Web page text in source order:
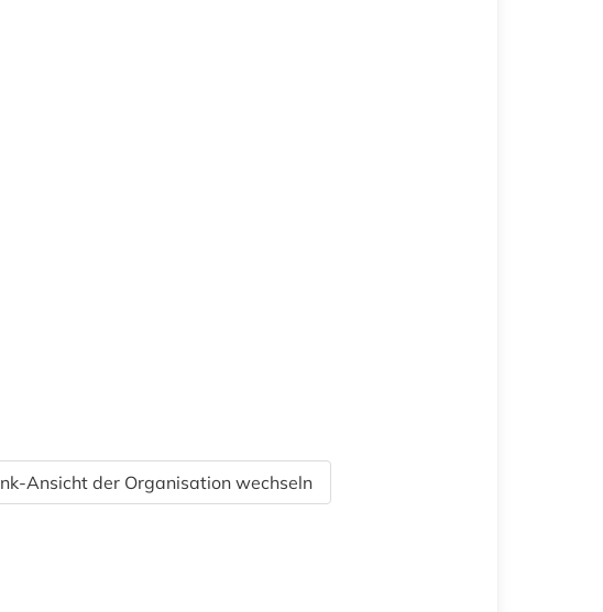
Ansicht der Organisation wechseln